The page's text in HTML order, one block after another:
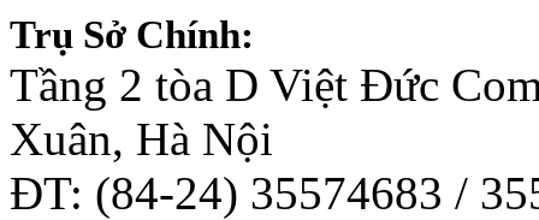
Trụ Sở Chính:
Tầng 2 tòa D Việt Đức
Xuân, Hà Nội
ĐT: (84-24) 35574683 /